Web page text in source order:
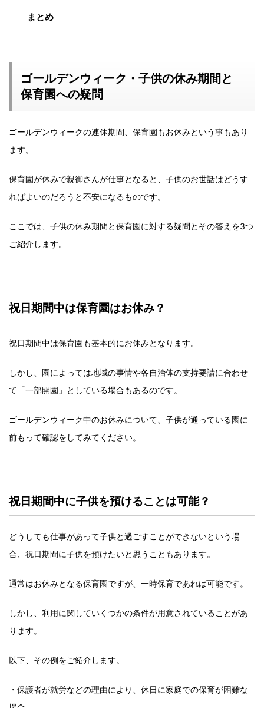
まとめ
ゴールデンウィーク・子供の休み期間と
保育園への疑問
ゴールデンウィークの連休期間、保育園もお休みという事もあり
ます。
保育園が休みで親御さんが仕事となると、子供のお世話はどうす
ればよいのだろうと不安になるものです。
ここでは、子供の休み期間と保育園に対する疑問とその答えを3つ
ご紹介します。
祝日期間中は保育園はお休み？
祝日期間中は保育園も基本的にお休みとなります。
しかし、園によっては地域の事情や各自治体の支持要請に合わせ
て「一部開園」としている場合もあるのです。
ゴールデンウィーク中のお休みについて、子供が通っている園に
前もって確認をしてみてください。
祝日期間中に子供を預けることは可能？
どうしても仕事があって子供と過ごすことができないという場
合、祝日期間に子供を預けたいと思うこともあります。
通常はお休みとなる保育園ですが、一時保育であれば可能です。
しかし、利用に関していくつかの条件が用意されていることがあ
ります。
以下、その例をご紹介します。
・保護者が就労などの理由により、休日に家庭での保育が困難な